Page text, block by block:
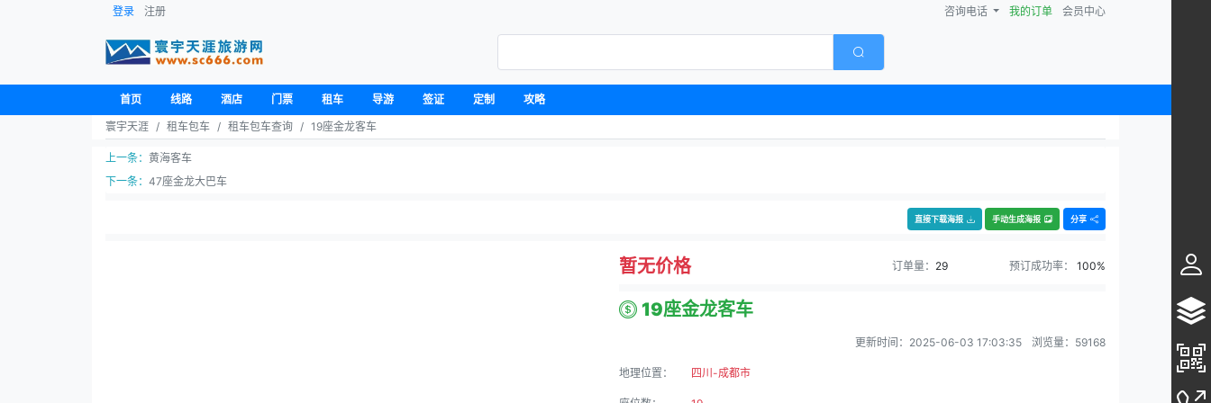
登录 注册 咨询电话 我的订单 会员中心
首页 线路 酒店 门票 租车 导游 签证 定制
攻略
寰宇天涯
租车包车 租车包车查询 19座金龙客车
上一条： 黄海客车
下一条： 47座金龙大巴车
直接下载海报 手动生成海报 分享
暂无价格 订单量： 29 预订成功率： 100%
19座金龙客车
更新时间： 2025-06-03 17:03:35 浏览量： 59168
地理位置： 四川-成都市